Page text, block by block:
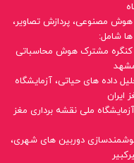
مصنوعی، پردازش تصاویر،
ها شامل:
کنگره مشترک هوش محاسباتی
داده های حیاتی، آزمایشگاه
ایران
ملی نقشه برداری مغز
دوربین های شهری،